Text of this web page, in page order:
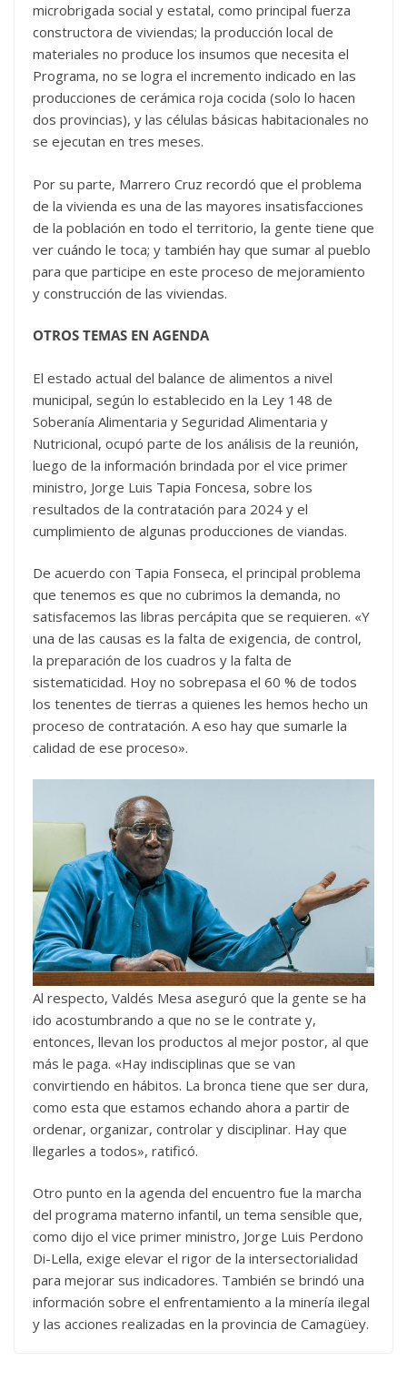
microbrigada social y estatal, como principal fuerza
constructora de viviendas; la producción local de
materiales no produce los insumos que necesita el
Programa, no se logra el incremento indicado en las
producciones de cerámica roja cocida (solo lo hacen
dos provincias), y las células básicas habitacionales no
se ejecutan en tres meses.
Por su parte, Marrero Cruz recordó que el problema
de la vivienda es una de las mayores insatisfacciones
de la población en todo el territorio, la gente tiene que
ver cuándo le toca; y también hay que sumar al pueblo
para que participe en este proceso de mejoramiento
y construcción de las viviendas.
OTROS TEMAS EN AGENDA
El estado actual del balance de alimentos a nivel
municipal, según lo establecido en la Ley 148 de
Soberanía Alimentaria y Seguridad Alimentaria y
Nutricional, ocupó parte de los análisis de la reunión,
luego de la información brindada por el vice primer
ministro, Jorge Luis Tapia Foncesa, sobre los
resultados de la contratación para 2024 y el
cumplimiento de algunas producciones de viandas.
De acuerdo con Tapia Fonseca, el principal problema
que tenemos es que no cubrimos la demanda, no
satisfacemos las libras percápita que se requieren. «Y
una de las causas es la falta de exigencia, de control,
la preparación de los cuadros y la falta de
sistematicidad. Hoy no sobrepasa el 60 % de todos
los tenentes de tierras a quienes les hemos hecho un
proceso de contratación. A eso hay que sumarle la
calidad de ese proceso».
Al respecto, Valdés Mesa aseguró que la gente se ha
ido acostumbrando a que no se le contrate y,
entonces, llevan los productos al mejor postor, al que
más le paga. «Hay indisciplinas que se van
convirtiendo en hábitos. La bronca tiene que ser dura,
como esta que estamos echando ahora a partir de
ordenar, organizar, controlar y disciplinar. Hay que
llegarles a todos», ratificó.
Otro punto en la agenda del encuentro fue la marcha
del programa materno infantil, un tema sensible que,
como dijo el vice primer ministro, Jorge Luis Perdono
Di-Lella, exige elevar el rigor de la intersectorialidad
para mejorar sus indicadores. También se brindó una
información sobre el enfrentamiento a la minería ilegal
y las acciones realizadas en la provincia de Camagüey.